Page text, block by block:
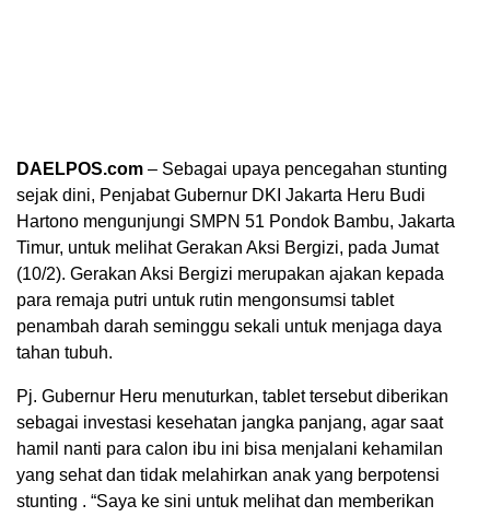
DAELPOS.com – Sebagai upaya pencegahan stunting
sejak dini, Penjabat Gubernur DKI Jakarta Heru Budi
Hartono mengunjungi SMPN 51 Pondok Bambu, Jakarta
Timur, untuk melihat Gerakan Aksi Bergizi, pada Jumat
(10/2). Gerakan Aksi Bergizi merupakan ajakan kepada
para remaja putri untuk rutin mengonsumsi tablet
penambah darah seminggu sekali untuk menjaga daya
tahan tubuh.
Pj. Gubernur Heru menuturkan, tablet tersebut diberikan
sebagai investasi kesehatan jangka panjang, agar saat
hamil nanti para calon ibu ini bisa menjalani kehamilan
yang sehat dan tidak melahirkan anak yang berpotensi
stunting . “Saya ke sini untuk melihat dan memberikan